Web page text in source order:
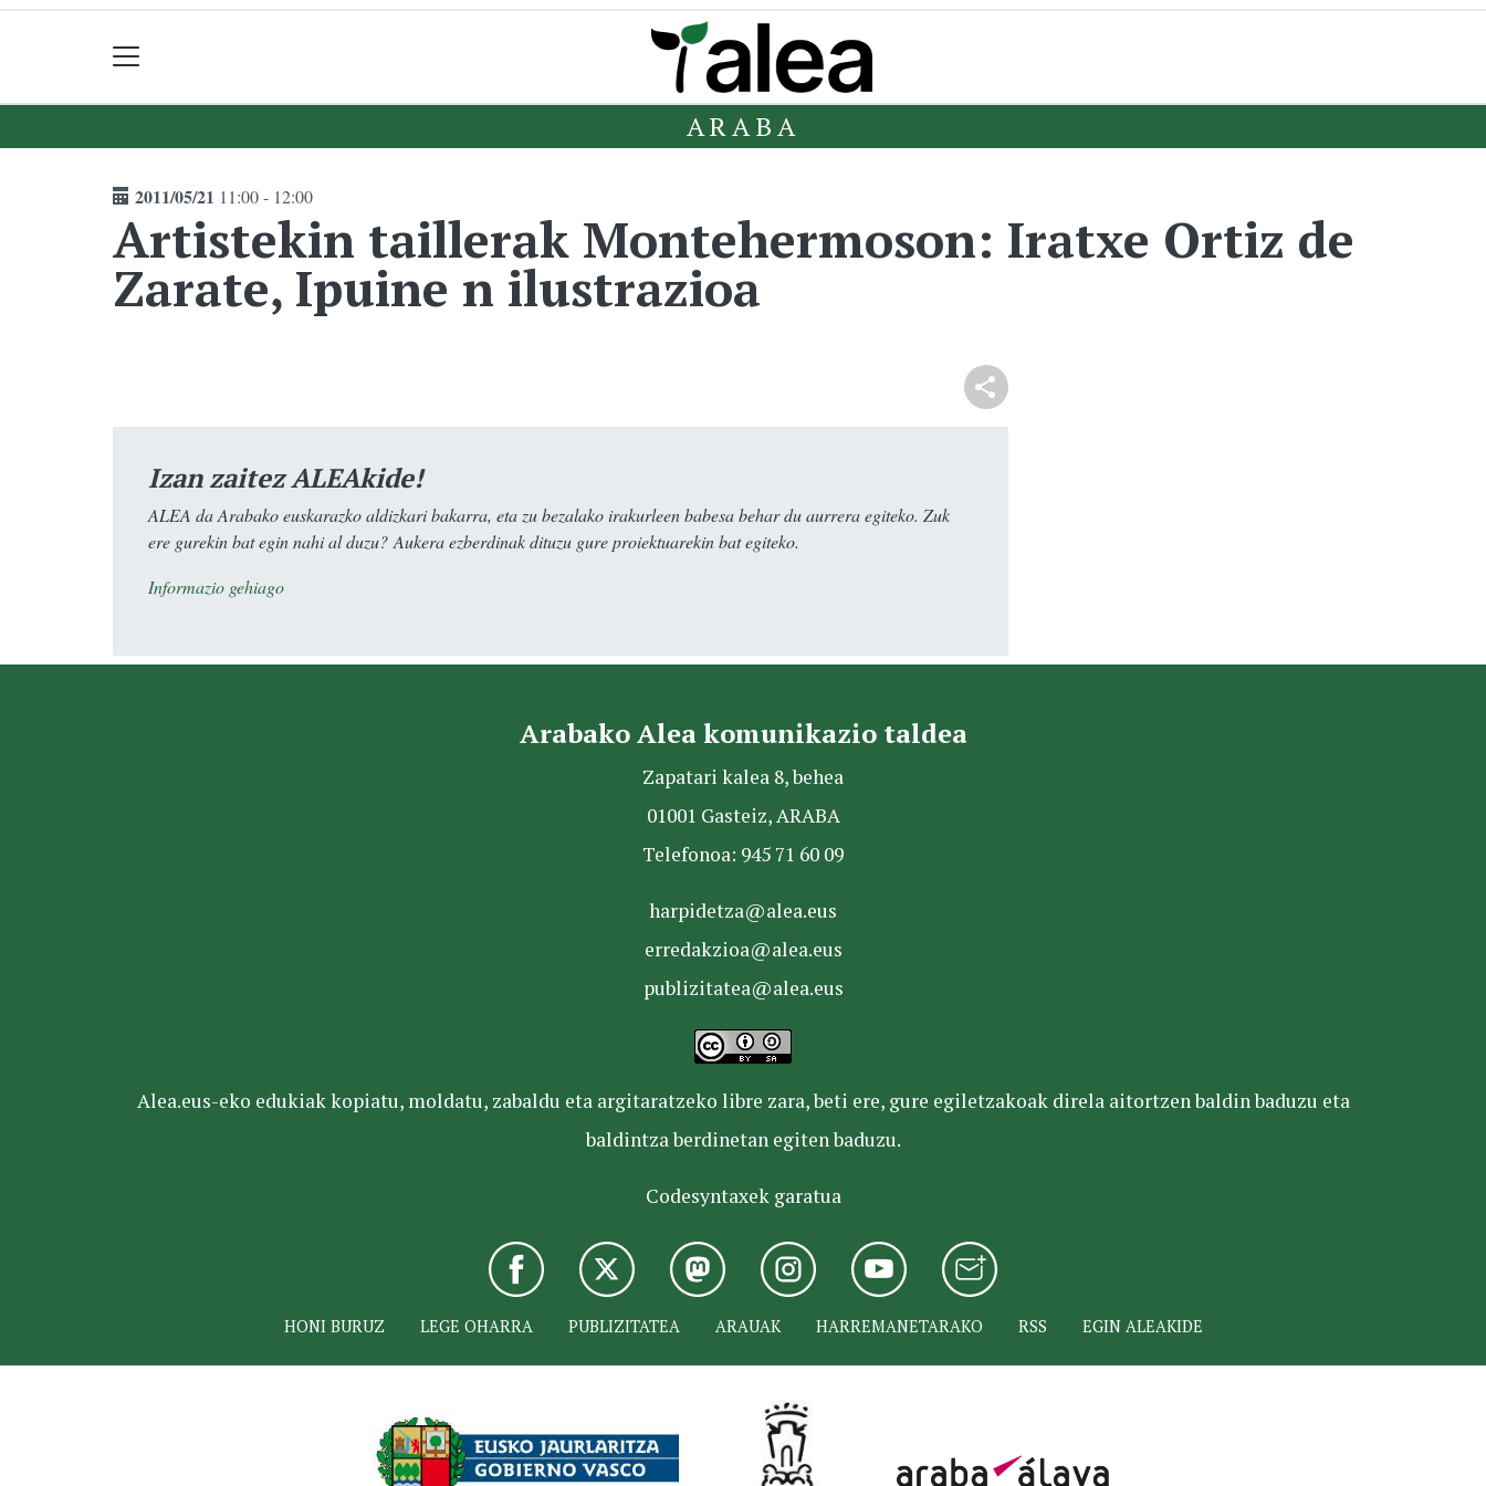
ARABA
2011/05/21 11:00 - 12:00
Artistekin taillerak Montehermoson: Iratxe Ortiz de
Zarate, Ipuine n ilustrazioa
Izan zaitez ALEAkide!
ALEA da Arabako euskarazko aldizkari bakarra, eta zu bezalako irakurleen babesa behar du aurrera egiteko. Zuk
ere gurekin bat egin nahi al duzu? Aukera ezberdinak dituzu gure proiektuarekin bat egiteko.
Informazio gehiago
Arabako Alea komunikazio taldea
Zapatari kalea 8, behea
01001 Gasteiz, ARABA
Telefonoa: 945 71 60 09
harpidetza@alea.eus
erredakzioa@alea.eus
publizitatea@alea.eus
Alea.eus-eko edukiak kopiatu, moldatu, zabaldu eta argitaratzeko libre zara, beti ere, gure egiletzakoak direla aitortzen baldin baduzu eta
baldintza berdinetan egiten baduzu.
Codesyntaxek garatua
HONI BURUZ LEGE OHARRA PUBLIZITATEA ARAUAK HARREMANETARAKO RSS EGIN ALEAKIDE